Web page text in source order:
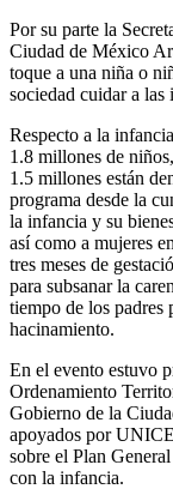
Por su parte la
Ciudad de México
toque a una niña o
sociedad cuidar a las
Respecto a la
1.8 millones de
1.5 millones están
programa desde la
la infancia y su
así como a mujeres
tres meses de
para subsanar la
tiempo de los padres
hacinamiento.
En el evento estuvo
Ordenamiento
Gobierno de la
apoyados por
sobre el Plan
con la infancia.